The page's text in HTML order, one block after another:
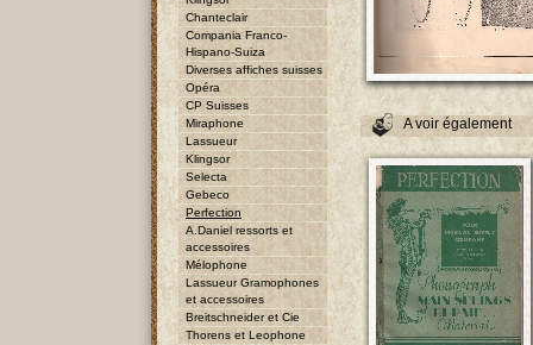
Chanteclair
Compania Franco-
Hispano-Suiza
Diverses affiches suisses
Opéra
CP Suisses
Miraphone
Lassueur
Klingsor
Selecta
Gebeco
Perfection
A.Daniel ressorts et
accessoires
Mélophone
Lassueur Gramophones
et accessoires
Breitschneider et Cie
Thorens et Leophone
A voir également